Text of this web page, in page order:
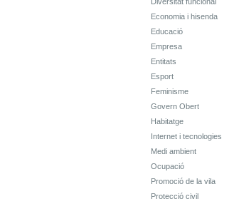
Economia i hisenda
Educació
Empresa
Entitats
Esport
Feminisme
Govern Obert
Habitatge
Internet i tecnologies
Medi ambient
Ocupació
Promoció de la vila
Protecció civil